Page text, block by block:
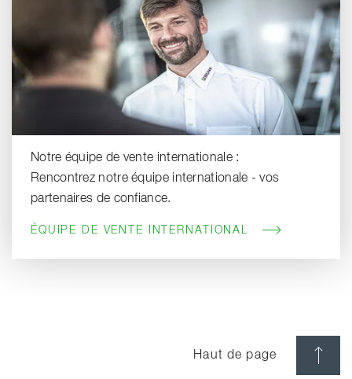
Notre équipe de vente internationale :
Rencontrez notre équipe internationale - vos
partenaires de confiance.
ÉQUIPE DE VENTE INTERNATIONAL
Haut de page